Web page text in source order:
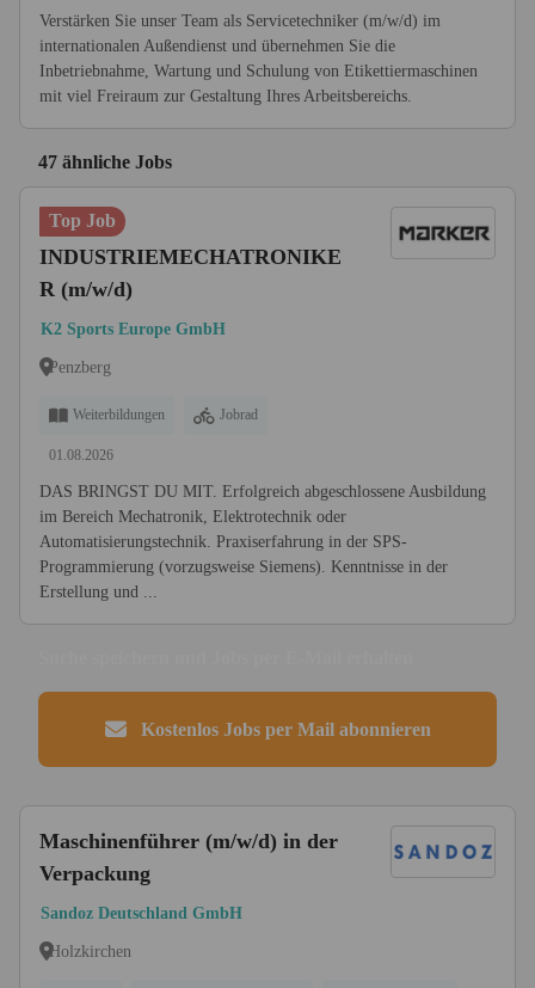
Verstärken Sie unser Team als Servicetechniker (m/w/d) im
internationalen Außendienst und übernehmen Sie die
Inbetriebnahme, Wartung und Schulung von Etikettiermaschinen
mit viel Freiraum zur Gestaltung Ihres Arbeitsbereichs.
47 ähnliche Jobs
Top Job
INDUSTRIEMECHATRONIKE
R (m/w/d)
K2 Sports Europe GmbH
Penzberg
Weiterbildungen Jobrad
01.08.2026
DAS BRINGST DU MIT. Erfolgreich abgeschlossene Ausbildung
im Bereich Mechatronik, Elektrotechnik oder
Automatisierungstechnik. Praxiserfahrung in der SPS-
Programmierung (vorzugsweise Siemens). Kenntnisse in der
Erstellung und ...
Kostenlos Jobs per Mail abonnieren
Maschinenführer (m/w/d) in der
Verpackung
Sandoz Deutschland GmbH
Holzkirchen